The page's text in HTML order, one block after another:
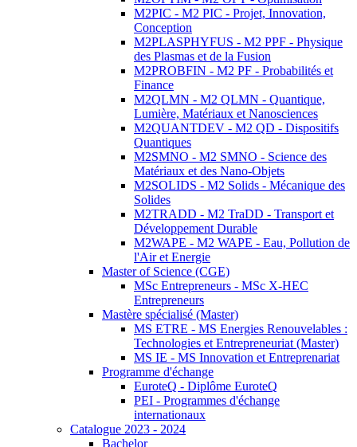
M2PIC - M2 PIC - Projet, Innovation,
Conception
M2PLASPHYFUS - M2 PPF - Physique
des Plasmas et de la Fusion
M2PROBFIN - M2 PF - Probabilités et
Finance
M2QLMN - M2 QLMN - Quantique,
Lumière, Matériaux et Nanosciences
M2QUANTDEV - M2 QD - Dispositifs
Quantiques
M2SMNO - M2 SMNO - Science des
Matériaux et des Nano-Objets
M2SOLIDS - M2 Solids - Mécanique des
Solides
M2TRADD - M2 TraDD - Transport et
Développement Durable
M2WAPE - M2 WAPE - Eau, Pollution de
l'Air et Energie
Master of Science (CGE)
MSc Entrepreneurs - MSc X-HEC
Entrepreneurs
Mastère spécialisé (Master)
MS ETRE - MS Energies Renouvelables :
Technologies et Entrepreneuriat (Master)
MS IE - MS Innovation et Entreprenariat
Programme d'échange
EuroteQ - Diplôme EuroteQ
PEI - Programmes d'échange
internationaux
Catalogue 2023 - 2024
Bachelor